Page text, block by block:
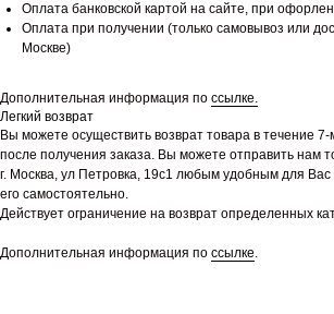
Оплата банковской картой на сайте, при
Оплата при получении (только самовывоз или
Москве)
Дополнительная информация по ссылке.
Легкий возврат
Вы можете осуществить возврат товара в течение
после получения заказа. Вы можете отправить нам
г. Москва, ул Петровка, 19с1 любым удобным для
его самостоятельно.
Действует ограничение на возврат определенных
Дополнительная информация по ссылке.